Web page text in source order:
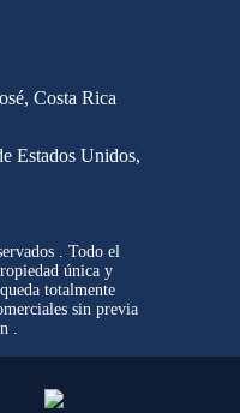
Costa Rica
Estados Unidos,
. Todo el
única y
totalmente
sin previa
.